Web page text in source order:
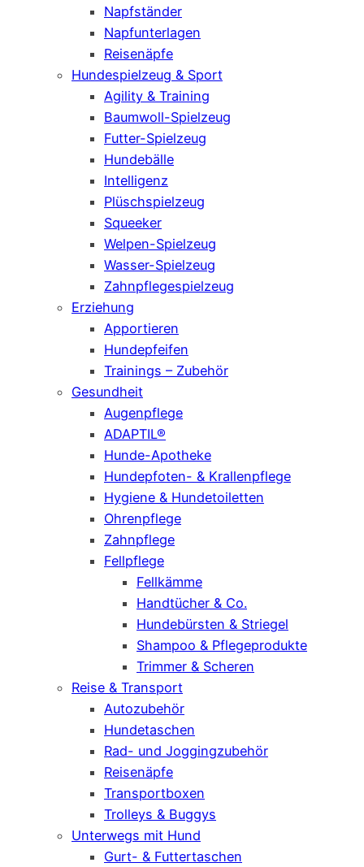
Napfständer
Napfunterlagen
Reisenäpfe
Hundespielzeug & Sport
Agility & Training
Baumwoll-Spielzeug
Futter-Spielzeug
Hundebälle
Intelligenz
Plüschspielzeug
Squeeker
Welpen-Spielzeug
Wasser-Spielzeug
Zahnpflegespielzeug
Erziehung
Apportieren
Hundepfeifen
Trainings – Zubehör
Gesundheit
Augenpflege
ADAPTIL®
Hunde-Apotheke
Hundepfoten- & Krallenpflege
Hygiene & Hundetoiletten
Ohrenpflege
Zahnpflege
Fellpflege
Fellkämme
Handtücher & Co.
Hundebürsten & Striegel
Shampoo & Pflegeprodukte
Trimmer & Scheren
Reise & Transport
Autozubehör
Hundetaschen
Rad- und Joggingzubehör
Reisenäpfe
Transportboxen
Trolleys & Buggys
Unterwegs mit Hund
Gurt- & Futtertaschen